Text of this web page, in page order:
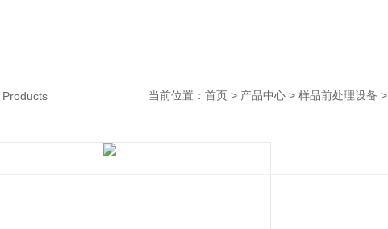
Products 当前位置： 首页 > 产品中心 > 样品前处理设备 >